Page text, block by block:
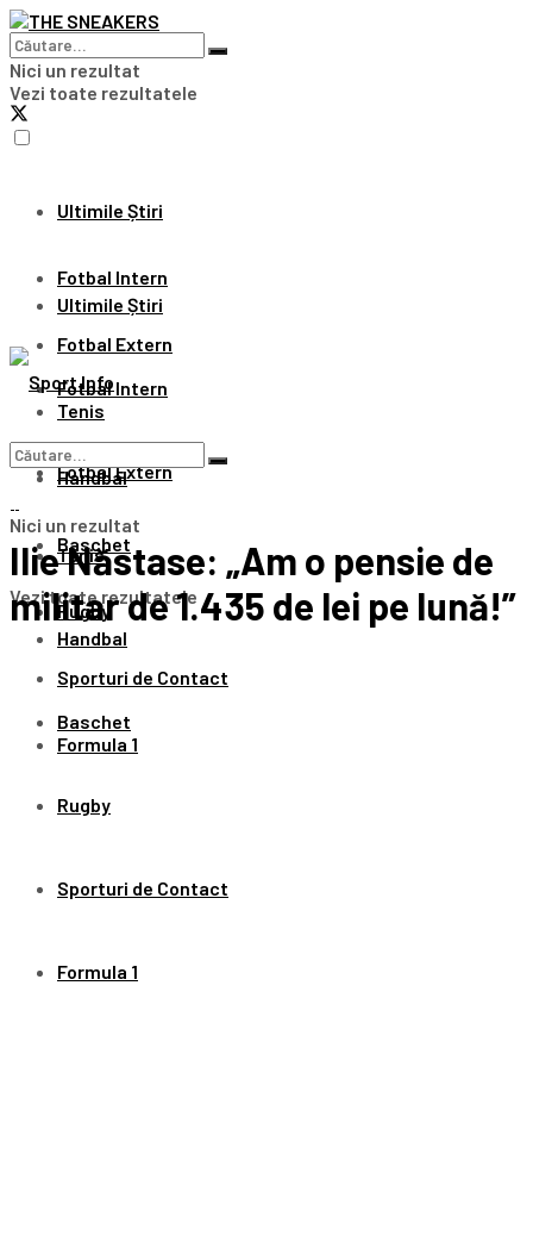
Nici un rezultat
Vezi toate rezultatele
Ultimile Știri
Fotbal Intern
Fotbal Extern
Tenis
Handbal
Baschet
Rugby
Sporturi de Contact
Formula 1
Ultimile Știri
Fotbal Intern
Fotbal Extern
Tenis
Handbal
Baschet
Rugby
Sporturi de Contact
Formula 1
Nici un rezultat
Vezi toate rezultatele
Ilie Năstase: „Am o pensie de
militar de 1.435 de lei pe lună!”